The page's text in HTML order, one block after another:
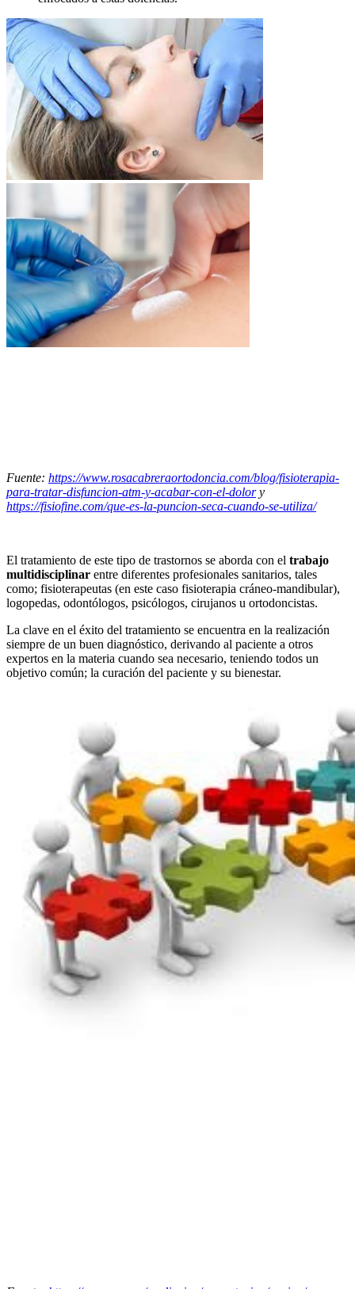
Fuente: https://www.rosacabreraortodoncia.com/blog/fisioterapia-
para-tratar-disfuncion-atm-y-acabar-con-el-dolory
https://fisiofine.com/que-es-la-puncion-seca-cuando-se-utiliza/
El tratamiento de este tipo de trastornos se aborda con el trabajo
multidisciplinar entre diferentes profesionales sanitarios, tales
como; fisioterapeutas (en este caso fisioterapia cráneo-mandibular),
logopedas, odontólogos, psicólogos, cirujanos u ortodoncistas.
La clave en el éxito del tratamiento se encuentra en la realización
siempre de un buen diagnóstico, derivando al paciente a otros
expertos en la materia cuando sea necesario, teniendo todos un
objetivo común; la curación del paciente y su bienestar.